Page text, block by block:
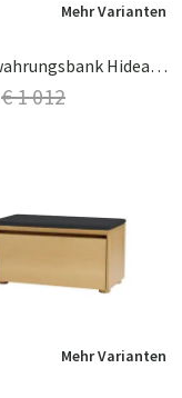
Mehr Varianten
Aufbewahrungsbank Hideaway Cane – White Sands
€ 1 012
Mehr Varianten